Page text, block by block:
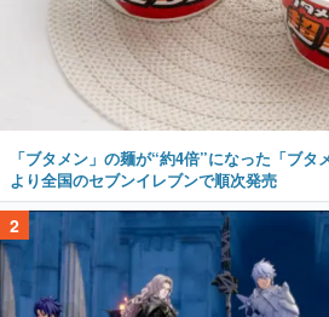
「ブタメン」の麺が“約4倍”になった「ブ
より全国のセブンイレブンで順次発売
2